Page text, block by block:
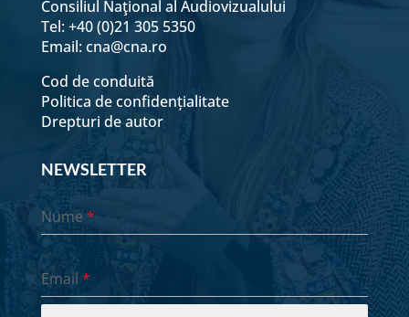
Consiliul Naţional al Audiovizualului
Tel: +40 (0)21 305 5350
Email: cna@cna.ro
Cod de conduită
Politica de confidențialitate
Drepturi de autor
NEWSLETTER
Nume*
Email *